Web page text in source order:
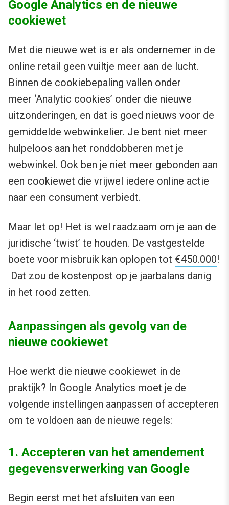
Google Analytics en de nieuwe
cookiewet
Met die nieuwe wet is er als ondernemer in de
online retail geen vuiltje meer aan de lucht.
Binnen de cookiebepaling vallen onder
meer ‘Analytic cookies’ onder die nieuwe
uitzonderingen, en dat is goed nieuws voor de
gemiddelde webwinkelier. Je bent niet meer
hulpeloos aan het ronddobberen met je
webwinkel. Ook ben je niet meer gebonden aan
een cookiewet die vrijwel iedere online actie
naar een consument verbiedt.
Maar let op! Het is wel raadzaam om je aan de
juridische ‘twist’ te houden. De vastgestelde
boete voor misbruik kan oplopen tot €450.000!
Dat zou de kostenpost op je jaarbalans danig
in het rood zetten.
Aanpassingen als gevolg van de
nieuwe cookiewet
Hoe werkt die nieuwe cookiewet in de
praktijk? In Google Analytics moet je de
volgende instellingen aanpassen of accepteren
om te voldoen aan de nieuwe regels:
1. Accepteren van het amendement
gegevensverwerking van Google
Begin eerst met het afsluiten van een